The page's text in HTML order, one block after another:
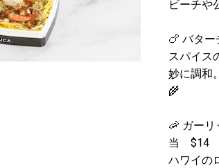
ビーチや
🍗 バタ
スパイス
妙に調和
🌾
🦐 ガー
当 $14
ハワイの